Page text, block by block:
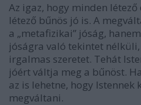
Az igaz, hogy minden létező
létező bűnös jó is. A
a „metafizikai” jóság,
jóságra való tekintet
irgalmas szeretet. Tehát
jóért váltja meg a bűnöst.
az is lehetne, hogy Istennek
megváltani.